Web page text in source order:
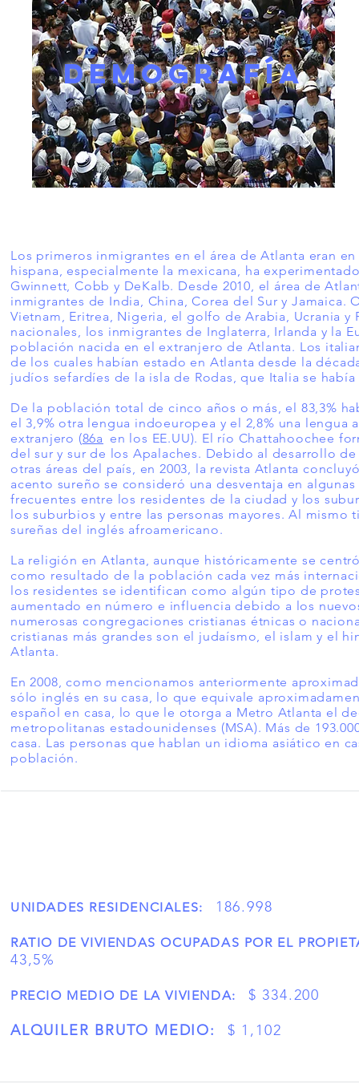
DEMOGRAFÍA
Los primeros inmigrantes en el área de Atlanta eran
hispana, especialmente la mexicana, ha
Gwinnett, Cobb y DeKalb. Desde 2010, el área de
inmigrantes de India, China, Corea del Sur y
Vietnam, Eritrea, Nigeria, el golfo de Arabia, Ucrania
nacionales, los inmigrantes de Inglaterra, Irlanda y la
población nacida en el extranjero de Atlanta. Los
de los cuales habían estado en Atlanta desde la
judíos sefardíes de la isla de Rodas, que Italia se
De la población total de cinco años o más, el 83,3%
el 3,9% otra lengua indoeuropea y el 2,8% una
extranjero (86a en los EE.UU). El río Chattahoochee
del sur y sur de los Apalaches. Debido al desarrollo
otras áreas del país, en 2003, la revista Atlanta
acento sureño se consideró una desventaja en
frecuentes entre los residentes de la ciudad y los
los suburbios y entre las personas mayores. Al
sureñas del inglés afroamericano.
La religión en Atlanta, aunque históricamente se
como resultado de la población cada vez más
los residentes se identifican como algún tipo de
aumentado en número e influencia debido a los
numerosas congregaciones cristianas étnicas o
cristianas más grandes son el judaísmo, el islam y el
Atlanta.
En 2008, como mencionamos anteriormente
sólo inglés en su casa, lo que equivale
español en casa, lo que le otorga a Metro Atlanta el
metropolitanas estadounidenses (MSA). Más de
casa. Las personas que hablan un idioma asiático en
población.
UNIDADES RESIDENCIALES: 186.998
RATIO DE VIVIENDAS OCUPADAS POR EL
43,5%
PRECIO MEDIO DE LA VIVIENDA:
$ 334.200
ALQUILER BRUTO MEDIO:
$ 1,102